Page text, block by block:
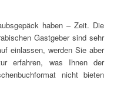
haben – Zeit. Die
Gastgeber sind sehr
einlassen, werden Sie aber
erfahren, was Ihnen der
nicht bieten